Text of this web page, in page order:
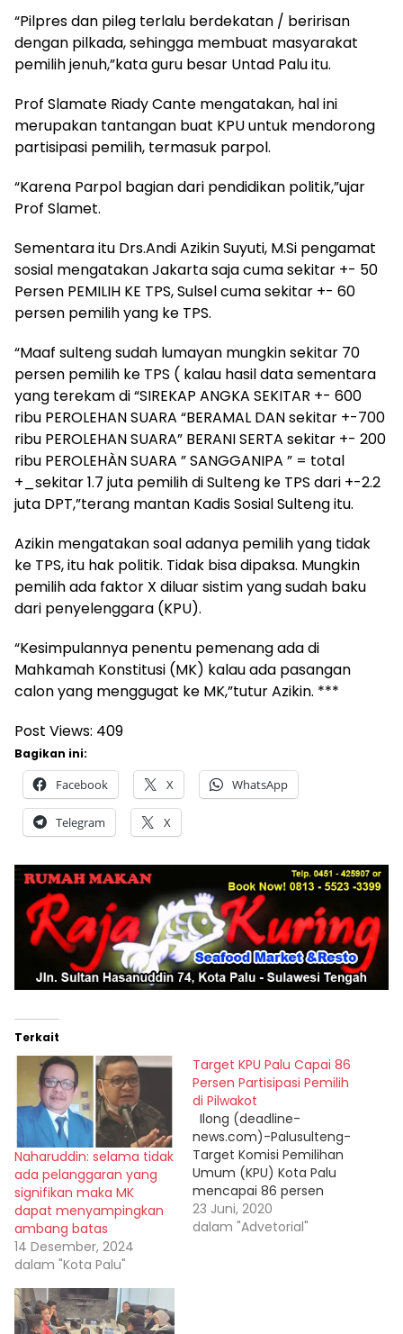
“Pilpres dan pileg terlalu berdekatan / beririsan
dengan pilkada, sehingga membuat masyarakat
pemilih jenuh,”kata guru besar Untad Palu itu.
Prof Slamate Riady Cante mengatakan, hal ini
merupakan tantangan buat KPU untuk mendorong
partisipasi pemilih, termasuk parpol.
“Karena Parpol bagian dari pendidikan politik,”ujar
Prof Slamet.
Sementara itu Drs.Andi Azikin Suyuti, M.Si pengamat
sosial mengatakan Jakarta saja cuma sekitar +- 50
Persen PEMILIH KE TPS, Sulsel cuma sekitar +- 60
persen pemilih yang ke TPS.
“Maaf sulteng sudah lumayan mungkin sekitar 70
persen pemilih ke TPS ( kalau hasil data sementara
yang terekam di “SIREKAP ANGKA SEKITAR +- 600
ribu PEROLEHAN SUARA “BERAMAL DAN sekitar +-700
ribu PEROLEHAN SUARA” BERANI SERTA sekitar +- 200
ribu PEROLEHÀN SUARA ” SANGGANIPA ” = total
+_sekitar 1.7 juta pemilih di Sulteng ke TPS dari +-2.2
juta DPT,”terang mantan Kadis Sosial Sulteng itu.
Azikin mengatakan soal adanya pemilih yang tidak
ke TPS, itu hak politik. Tidak bisa dipaksa. Mungkin
pemilih ada faktor X diluar sistim yang sudah baku
dari penyelenggara (KPU).
“Kesimpulannya penentu pemenang ada di
Mahkamah Konstitusi (MK) kalau ada pasangan
calon yang menggugat ke MK,”tutur Azikin. ***
Post Views: 409
Bagikan ini:
Facebook X WhatsApp
Telegram X
Terkait
Naharuddin: selama tidak
ada pelanggaran yang
signifikan maka MK
dapat menyampingkan
ambang batas
14 Desember, 2024
dalam "Kota Palu"
Target KPU Palu Capai 86
Persen Partisipasi Pemilih
di Pilwakot
Ilong (deadline-
news.com)-Palusulteng-
Target Komisi Pemilihan
Umum (KPU) Kota Palu
mencapai 86 persen
partisipasi masyarakat
pemilih di pemilihan
23 Juni, 2020
dalam "Advetorial"